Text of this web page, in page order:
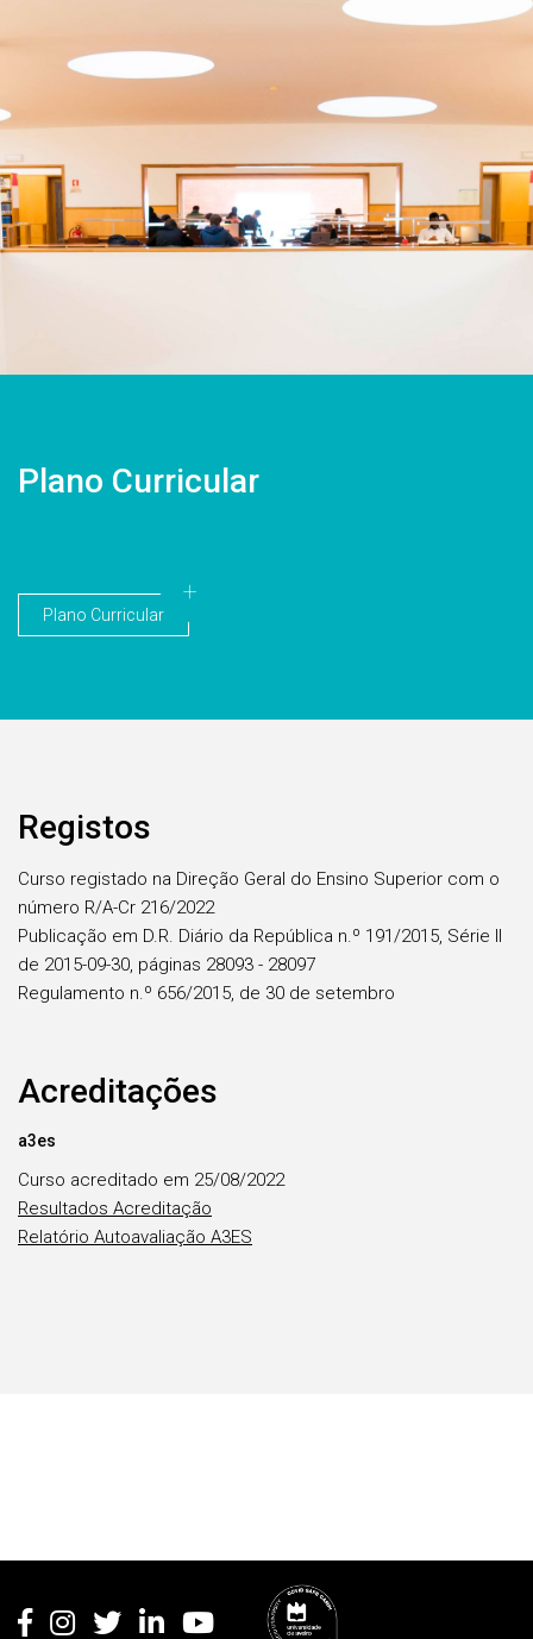
Plano Curricular
Plano Curricular
Registos
Curso registado na Direção Geral do Ensino Superior com o
número R/A-Cr 216/2022
Publicação em D.R. Diário da República n.º 191/2015, Série II
de 2015-09-30, páginas 28093 - 28097
Regulamento n.º 656/2015, de 30 de setembro
Acreditações
a3es
Curso acreditado em 25/08/2022
Resultados Acreditação
Relatório Autoavaliação A3ES